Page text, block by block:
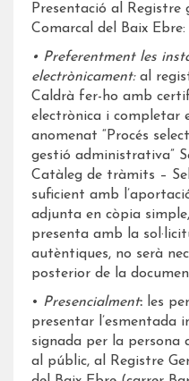
Presentació al Registre
Comarcal del Baix Ebre:
• Preferentment les
electrònicament:al
Caldrà fer-ho amb
electrònica i completar
anomenat “Procés
gestió administrativa”
Catàleg de tràmits –
suficient amb
adjunta en còpia
presenta amb la
autèntiques, no serà
posterior de la
• Presencialment: les
presentar l’esmentada
signada per la persona
al públic, al Registre